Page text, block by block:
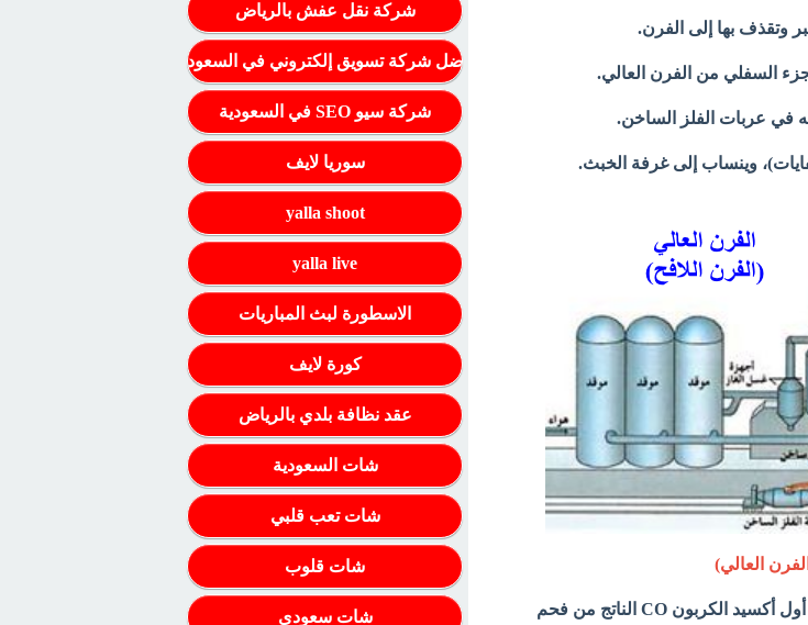
وتقذف بها إلى الفرن.
السفلي من الفرن العالي.
في عربات الفلز الساخن.
وينساب إلى غرفة الخبث.
العالي)
بغاز أول أكسيد الكربون CO الناتج من فحم
شركة نقل عفش بالرياض
أفضل شركة تسويق إلكتروني في السعودية
شركة سيو SEO في السعودية
سوريا لايف
yalla shoot
yalla live
الاسطورة لبث المباريات
كورة لايف
عقد نظافة بلدي بالرياض
شات السعودية
شات تعب قلبي
شات قلوب
شات سعودي